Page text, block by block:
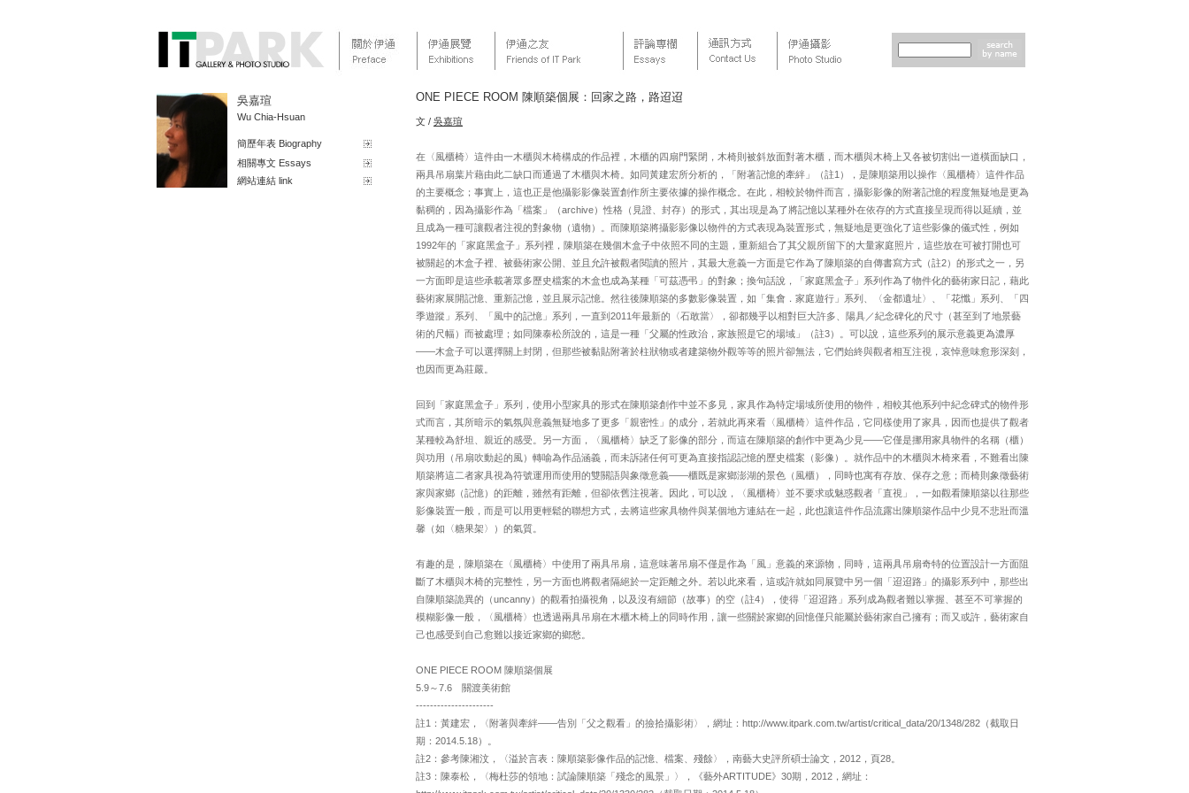
吳嘉瑄
Wu Chia-Hsuan
簡歷年表 Biography
相關專文 Essays
網站連結 link
ONE PIECE ROOM 陳順築個展：回家之路，路迢迢
文 / 吳嘉瑄
在〈風櫃椅〉這件由一木櫃與木椅構成的作品裡，木櫃的四扇門緊閉，木椅則被斜放面對著木櫃，而木櫃與木椅上又各被切割出一道橫面缺口，
兩具吊扇葉片藉由此二缺口而通過了木櫃與木椅。如同黃建宏所分析的，「附著記憶的牽絆」（註1），是陳順築用以操作〈風櫃椅〉這件作品
的主要概念；事實上，這也正是他攝影影像裝置創作所主要依據的操作概念。在此，相較於物件而言，攝影影像的附著記憶的程度無疑地是更為
黏稠的，因為攝影作為「檔案」（archive）性格（見證、封存）的形式，其出現是為了將記憶以某種外在依存的方式直接呈現而得以延續，並
且成為一種可讓觀者注視的對象物（遺物）。而陳順築將攝影影像以物件的方式表現為裝置形式，無疑地是更強化了這些影像的儀式性，例如
1992年的「家庭黑盒子」系列裡，陳順築在幾個木盒子中依照不同的主題，重新組合了其父親所留下的大量家庭照片，這些放在可被打開也可
被關起的木盒子裡、被藝術家公開、並且允許被觀者閱讀的照片，其最大意義一方面是它作為了陳順築的自傳書寫方式（註2）的形式之一，另
一方面即是這些承載著眾多歷史檔案的木盒也成為某種「可茲憑弔」的對象；換句話說，「家庭黑盒子」系列作為了物件化的藝術家日記，藉此
藝術家展開記憶、重新記憶，並且展示記憶。然往後陳順築的多數影像裝置，如「集會．家庭遊行」系列、〈金都遺址〉、「花懺」系列、「四
季遊蹤」系列、「風中的記憶」系列，一直到2011年最新的〈石敢當〉，卻都幾乎以相對巨大許多、陽具／紀念碑化的尺寸（甚至到了地景藝
術的尺幅）而被處理；如同陳泰松所說的，這是一種「父屬的性政治，家族照是它的場域」（註3）。可以說，這些系列的展示意義更為濃厚
——木盒子可以選擇關上封閉，但那些被黏貼附著於柱狀物或者建築物外觀等等的照片卻無法，它們始終與觀者相互注視，哀悼意味愈形深刻，
也因而更為莊嚴。
回到「家庭黑盒子」系列，使用小型家具的形式在陳順築創作中並不多見，家具作為特定場域所使用的物件，相較其他系列中紀念碑式的物件形
式而言，其所暗示的氣氛與意義無疑地多了更多「親密性」的成分，若就此再來看〈風櫃椅〉這件作品，它同樣使用了家具，因而也提供了觀者
某種較為舒坦、親近的感受。另一方面，〈風櫃椅〉缺乏了影像的部分，而這在陳順築的創作中更為少見——它僅是挪用家具物件的名稱（櫃）
與功用（吊扇吹動起的風）轉喻為作品涵義，而未訴諸任何可更為直接指認記憶的歷史檔案（影像）。就作品中的木櫃與木椅來看，不難看出陳
順築將這二者家具視為符號運用而使用的雙關語與象徵意義——櫃既是家鄉澎湖的景色（風櫃），同時也寓有存放、保存之意；而椅則象徵藝術
家與家鄉（記憶）的距離，雖然有距離，但卻依舊注視著。因此，可以說，〈風櫃椅〉並不要求或魅惑觀者「直視」，一如觀看陳順築以往那些
影像裝置一般，而是可以用更輕鬆的聯想方式，去將這些家具物件與某個地方連結在一起，此也讓這件作品流露出陳順築作品中少見不悲壯而溫
馨（如〈糖果架〉）的氣質。
有趣的是，陳順築在〈風櫃椅〉中使用了兩具吊扇，這意味著吊扇不僅是作為「風」意義的來源物，同時，這兩具吊扇奇特的位置設計一方面阻
斷了木櫃與木椅的完整性，另一方面也將觀者隔絕於一定距離之外。若以此來看，這或許就如同展覽中另一個「迢迢路」的攝影系列中，那些出
自陳順築詭異的（uncanny）的觀看拍攝視角，以及沒有細節（故事）的空（註4），使得「迢迢路」系列成為觀者難以掌握、甚至不可掌握的
模糊影像一般，〈風櫃椅〉也透過兩具吊扇在木櫃木椅上的同時作用，讓一些關於家鄉的回憶僅只能屬於藝術家自己擁有；而又或許，藝術家自
己也感受到自己愈難以接近家鄉的鄉愁。
ONE PIECE ROOM 陳順築個展
5.9～7.6 關渡美術館
----------------------
註1：黃建宏，〈附著與牽絆——告別「父之觀看」的撿拾攝影術〉，網址：http://www.itpark.com.tw/artist/critical_data/20/1348/282（截取日
期：2014.5.18）。
註2：參考陳湘汶，〈溢於言表：陳順築影像作品的記憶、檔案、殘餘〉，南藝大史評所碩士論文，2012，頁28。
註3：陳泰松，〈梅杜莎的領地：試論陳順築「殘念的風景」〉，《藝外ARTITUDE》30期，2012，網址：